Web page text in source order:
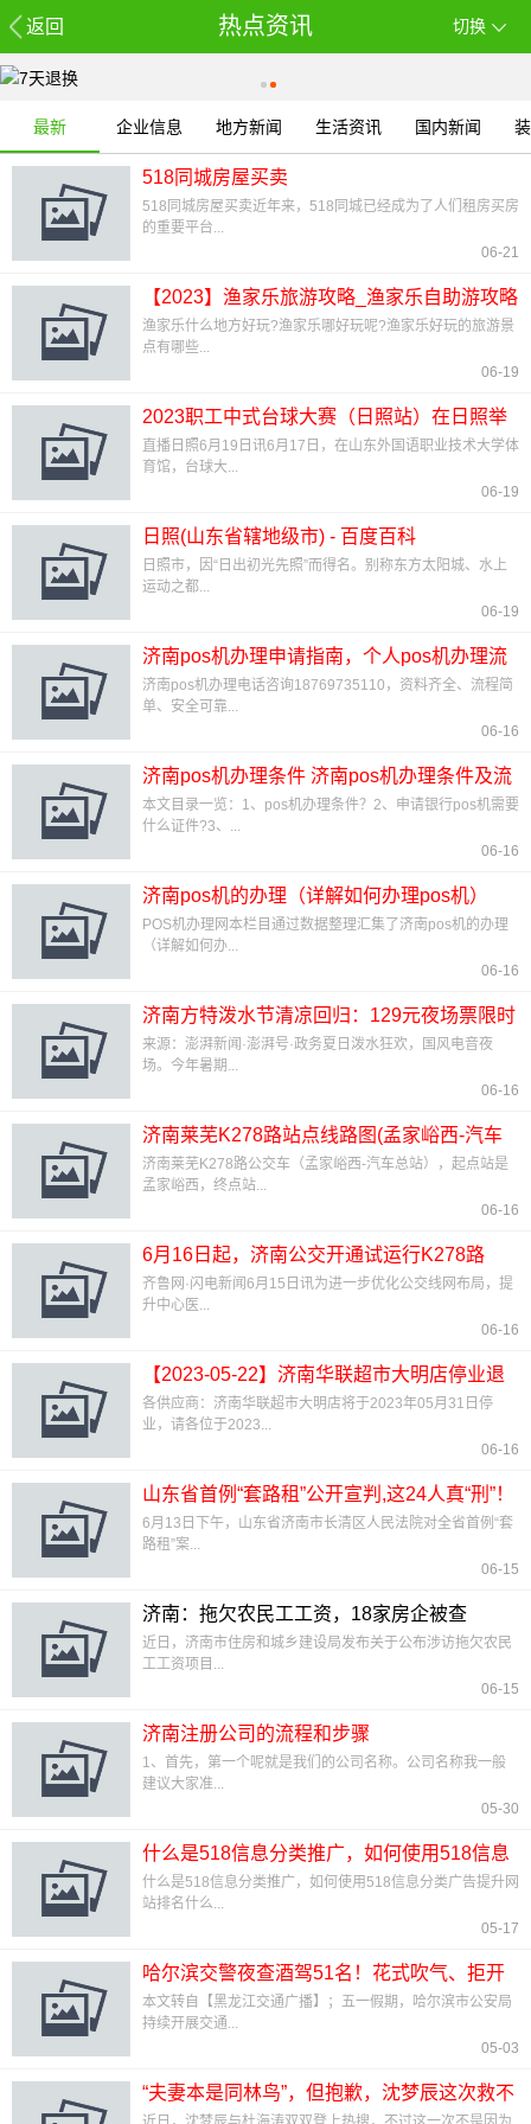
返回 切换
热点资讯
最新 企业信息 地方新闻 生活资讯 国内新闻
518同城房屋买卖
518同城房屋买卖近年来，518同城已经成为了人们租房买房
的重要平台...
06-21
【2023】渔家乐旅游攻略_渔家乐自助游攻略
_渔家乐出游行程
渔家乐什么地方好玩?渔家乐哪好玩呢?渔家乐好玩的旅游景
点有哪些...
06-19
2023职工中式台球大赛（日照站）在日照举
行
直播日照6月19日讯6月17日，在山东外国语职业技术大学体
育馆，台球大...
06-19
日照(山东省辖地级市) - 百度百科
日照市，因“日出初光先照”而得名。别称东方太阳城、水上
运动之都...
06-19
济南pos机办理申请指南，个人pos机办理流
程及注意事项
济南pos机办理电话咨询18769735110，资料齐全、流程简
单、安全可靠...
06-16
济南pos机办理条件 济南pos机办理条件及流
程
本文目录一览：1、pos机办理条件？2、申请银行pos机需要
什么证件?3、...
06-16
济南pos机的办理（详解如何办理pos机）
POS机办理网本栏目通过数据整理汇集了济南pos机的办理
（详解如何办...
06-16
济南方特泼水节清凉回归：129元夜场票限时
发售！
来源：澎湃新闻·澎湃号·政务夏日泼水狂欢，国风电音夜
场。今年暑期...
06-16
济南莱芜K278路站点线路图(孟家峪西-汽车
总站)、首末车时
济南莱芜K278路公交车（孟家峪西-汽车总站），起点站是
孟家峪西，终点站...
06-16
6月16日起，济南公交开通试运行K278路
齐鲁网·闪电新闻6月15日讯为进一步优化公交线网布局，提
升中心医...
06-16
【2023-05-22】济南华联超市大明店停业退
货公告
各供应商：济南华联超市大明店将于2023年05月31日停
业，请各位于2023...
06-16
山东省首例“套路租”公开宣判,这24人真“刑”！
6月13日下午，山东省济南市长清区人民法院对全省首例“套
路租”案...
06-15
济南：拖欠农民工工资，18家房企被查
近日，济南市住房和城乡建设局发布关于公布涉访拖欠农民
工工资项目...
06-15
济南注册公司的流程和步骤
1、首先，第一个呢就是我们的公司名称。公司名称我一般
建议大家准...
05-30
什么是518信息分类推广，如何使用518信息
分类广告提升网站
什么是518信息分类推广，如何使用518信息分类广告提升网
站排名什么...
05-17
哈尔滨交警夜查酒驾51名！花式吹气、拒开
车门？
本文转自【黑龙江交通广播】；五一假期，哈尔滨市公安局
持续开展交通...
05-03
“夫妻本是同林鸟”，但抱歉，沈梦辰这次救不
了杜海涛